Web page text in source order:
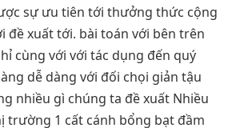
sự ưu tiên tới thưởng thức cộng
đề xuất tới. bài toán với bên trên
cùng với với tác dụng đến quý
dễ dàng với đối chọi giản tậu
nhiều gì chúng ta đề xuất Nhiều
trường 1 cất cánh bổng bạt đầm